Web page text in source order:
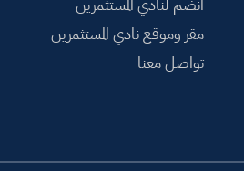
انضم لنادي المستثمرين
مقر وموقع نادي المستثمرين
تواصل معنا